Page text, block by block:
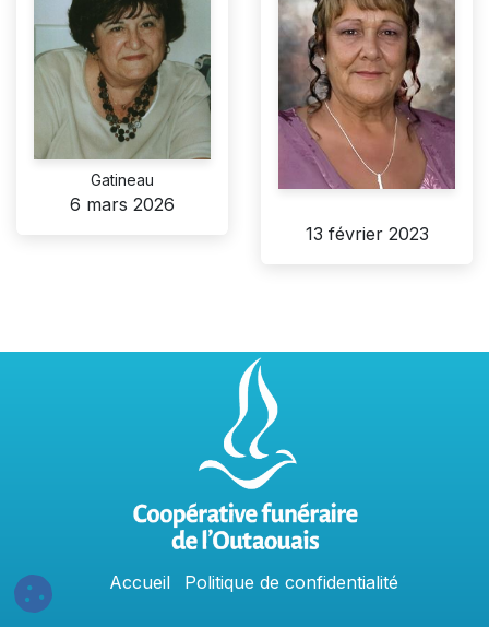
Gatineau
6 mars 2026
13 février 2023
Accue​il Politique​​ de confidentialit​é